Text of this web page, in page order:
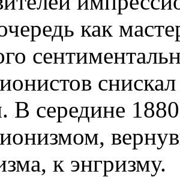
как
В середине
к энгризму.